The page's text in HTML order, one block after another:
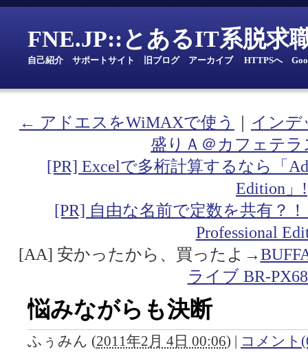
FNE.JP::とあるIT系脱求
自己紹介 サポートサイト 旧ブログ｜ アーカイブ｜ HTTPSへ｜
← アドエスをWiMAXで使う
インデ
盛りＡ＠カフェテ
[PR] Excelで多桁計算するなら「
Edition」!
[PR] 自由な名前で定数を共有？
Professional
[AA] 安かったから、買ったよ→
ライブ BR-
悩みながらも決断
ふぅみん (2011年2月 4日 00:06) | コメント